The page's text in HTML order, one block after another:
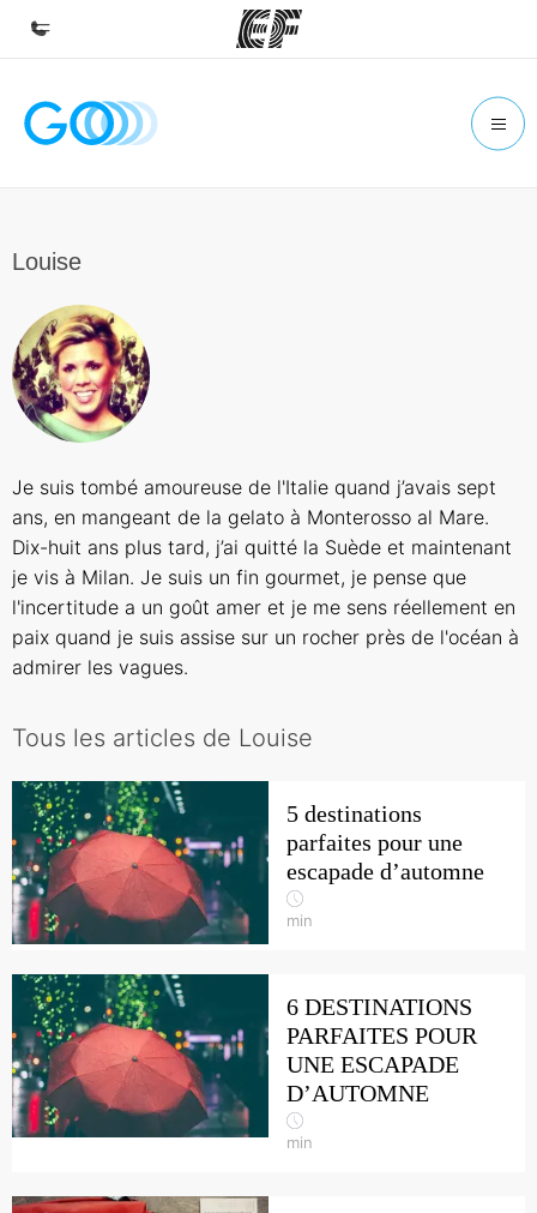
Accueil
Trouver un bureau
A propos de nous
Qui sommes-nous ?
Louise
Je suis tombé amoureuse de l'Italie quand j’avais sept
ans, en mangeant de la gelato à Monterosso al Mare.
Dix-huit ans plus tard, j’ai quitté la Suède et maintenant
je vis à Milan. Je suis un fin gourmet, je pense que
l'incertitude a un goût amer et je me sens réellement en
paix quand je suis assise sur un rocher près de l'océan à
admirer les vagues.
Tous les articles de Louise
5 destinations
parfaites pour une
escapade d’automne
min
6 DESTINATIONS
PARFAITES POUR
UNE ESCAPADE
D’AUTOMNE
min